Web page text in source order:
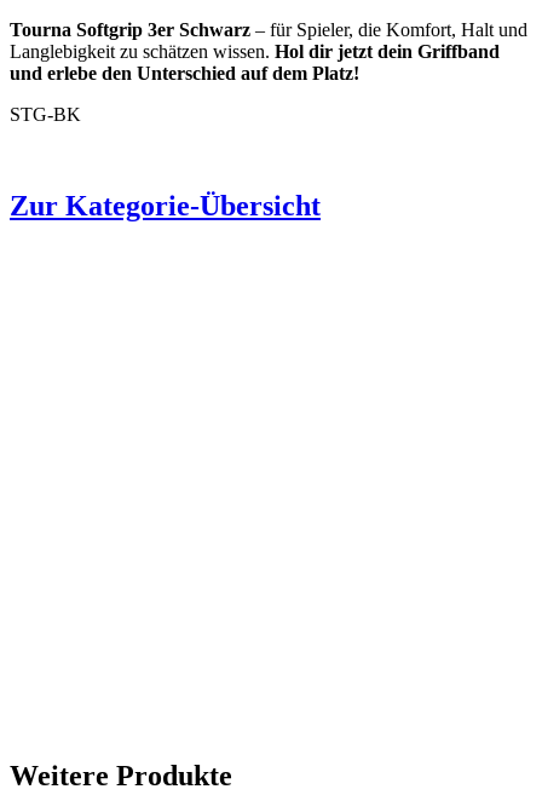
Tourna Softgrip 3er Schwarz – für Spieler, die Komfort, Halt und
Langlebigkeit zu schätzen wissen. Hol dir jetzt dein Griffband
und erlebe den Unterschied auf dem Platz!
STG-BK
Zur Kategorie-Übersicht
Weitere Produkte